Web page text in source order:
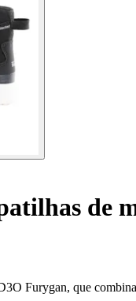
de
Furygan, que